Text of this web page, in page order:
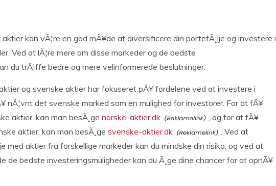
kan vÃ¦re en god mÃ¥de at diversificere din portefÃ¸lje og investere i
Ved at lÃ¦re mere om disse markeder og de bedste
du trÃ¦ffe bedre og mere velinformerede beslutninger.
og svenske aktier har fokuseret pÃ¥ fordelene ved at investere i
nÃ¦vnt det svenske marked som en mulighed for investorer. For at fÃ¥
aktier, kan man besÃ¸ge norske-aktier.dk
, og for at fÃ¥
aktier, kan man besÃ¸ge svenske-aktier.dk
. Ved at
med aktier fra forskellige markeder kan du mindske din risiko, og ved at
de bedste investeringsmuligheder kan du Ã¸ge dine chancer for at opnÃ¥